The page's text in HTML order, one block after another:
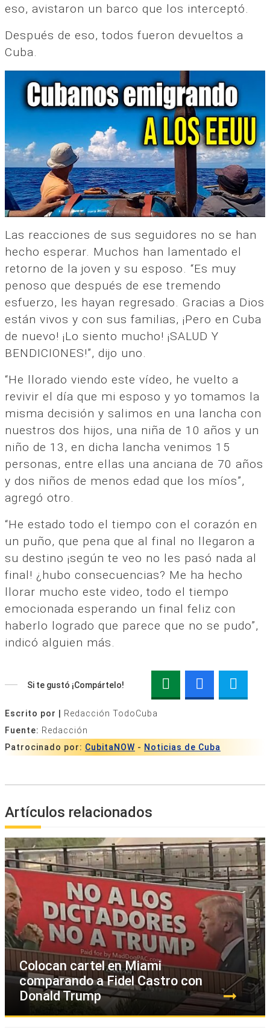
eso, avistaron un barco que los interceptó.
Después de eso, todos fueron devueltos a
Cuba.
Las reacciones de sus seguidores no se han
hecho esperar. Muchos han lamentado el
retorno de la joven y su esposo. “Es muy
penoso que después de ese tremendo
esfuerzo, les hayan regresado. Gracias a Dios
están vivos y con sus familias, ¡Pero en Cuba
de nuevo! ¡Lo siento mucho! ¡SALUD Y
BENDICIONES!”, dijo uno.
“He llorado viendo este vídeo, he vuelto a
revivir el día que mi esposo y yo tomamos la
misma decisión y salimos en una lancha con
nuestros dos hijos, una niña de 10 años y un
niño de 13, en dicha lancha venimos 15
personas, entre ellas una anciana de 70 años
y dos niños de menos edad que los míos”,
agregó otro.
“He estado todo el tiempo con el corazón en
un puño, que pena que al final no llegaron a
su destino ¡según te veo no les pasó nada al
final! ¿hubo consecuencias? Me ha hecho
llorar mucho este video, todo el tiempo
emocionada esperando un final feliz con
haberlo logrado que parece que no se pudo”,
indicó alguien más.
Si te gustó ¡Compártelo!
Escrito por |
Redacción TodoCuba
Fuente: Redacción
Patrocinado por: CubitaNOW - Noticias de Cuba
Artículos relacionados
Colocan cartel en Miami
comparando a Fidel Castro con
Donald Trump